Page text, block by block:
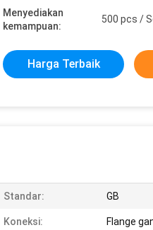
Menyediakan
kemampuan:
500 pcs /
Harga Terbaik
Standar: GB
Koneksi: Flange